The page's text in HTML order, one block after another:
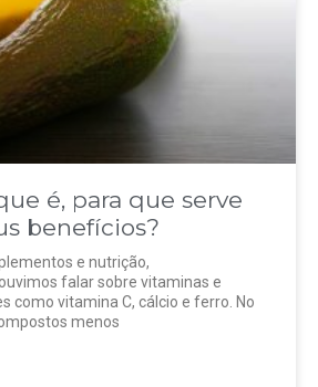
é, para que serve
benefícios?
e nutrição,
falar sobre vitaminas e
como vitamina C, cálcio e ferro. No
menos